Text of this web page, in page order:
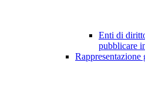
Enti di
pubblicare
Rappresentazione